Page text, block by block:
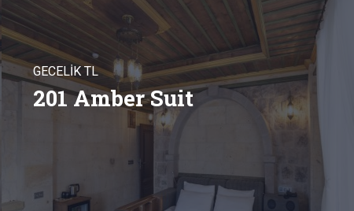
GECELİK TL
201 Amber Suit